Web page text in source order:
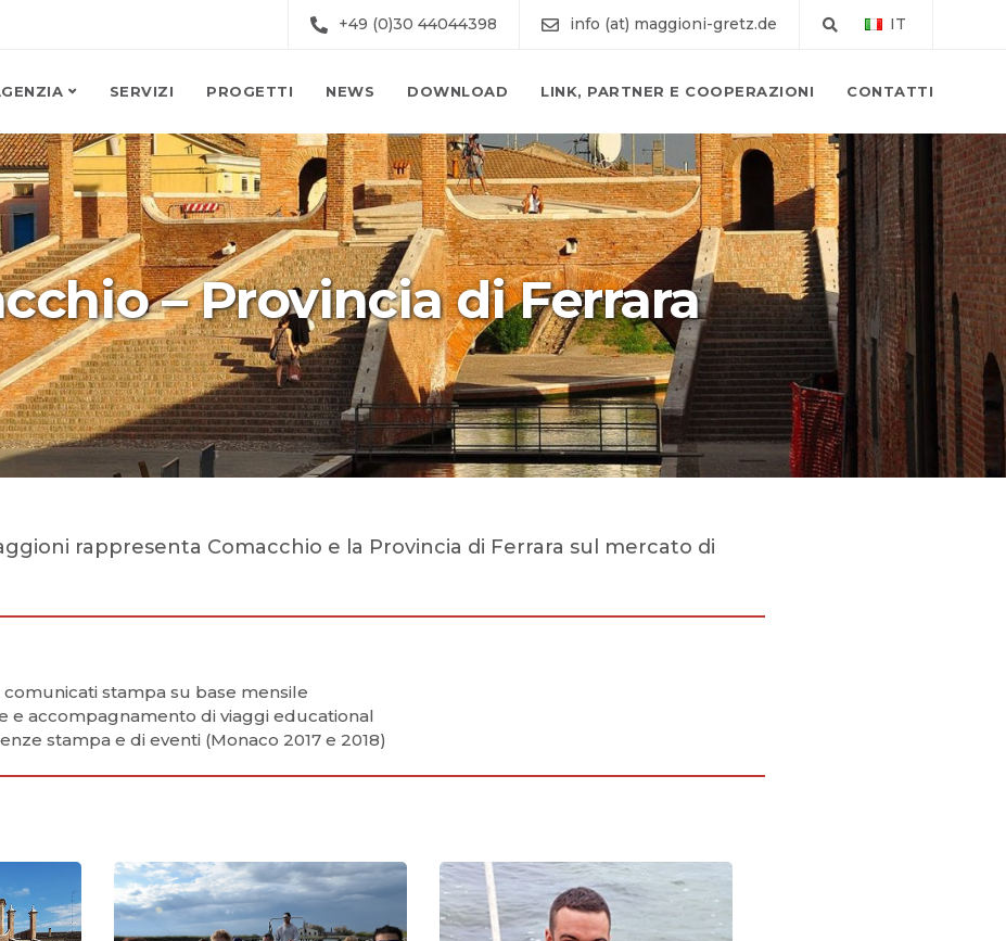
+49 (0)30 44044398 info (at) maggioni-gretz.de IT
SERVIZI PROGETTI NEWS DOWNLOAD LINK, PARTNER E COOPERAZIONI CONTATTI
– Provincia di Ferrara
rappresenta Comacchio e la Provincia di Ferrara sul mercato di
stampa su base mensile
e accompagnamento di viaggi educational
stampa e di eventi (Monaco 2017 e 2018)